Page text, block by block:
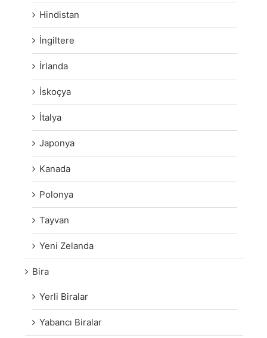
Hindistan
İngiltere
İrlanda
İskoçya
İtalya
Japonya
Kanada
Polonya
Tayvan
Yeni Zelanda
Bira
Yerli Biralar
Yabancı Biralar